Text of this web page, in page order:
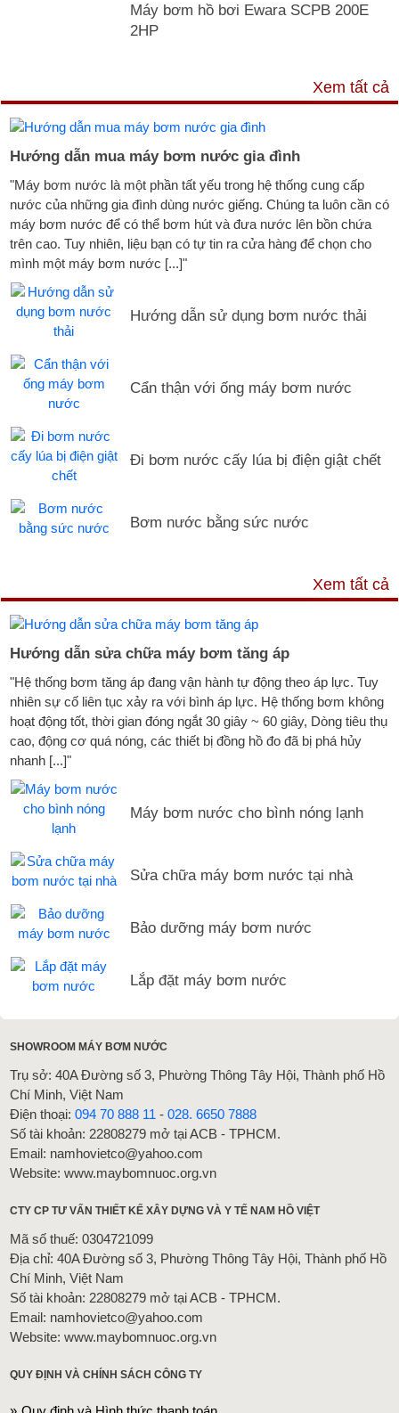
Máy bơm hồ bơi Ewara SCPB 200E
2HP
Xem tất cả
Hướng dẫn mua máy bơm nước gia đình
"Máy bơm nước là một phần tất yếu trong hệ thống cung cấp
nước của những gia đình dùng nước giếng. Chúng ta luôn cần có
máy bơm nước để có thể bơm hút và đưa nước lên bồn chứa
trên cao. Tuy nhiên, liệu bạn có tự tin ra cửa hàng để chọn cho
mình một máy bơm nước [...]"
Hướng dẫn sử dụng bơm nước thải
Cẩn thận với ống máy bơm nước
Đi bơm nước cấy lúa bị điện giật chết
Bơm nước bằng sức nước
Xem tất cả
Hướng dẫn sửa chữa máy bơm tăng áp
"Hệ thống bơm tăng áp đang vận hành tự động theo áp lực. Tuy
nhiên sự cố liên tục xảy ra với bình áp lực. Hệ thống bơm không
hoạt động tốt, thời gian đóng ngắt 30 giây ~ 60 giây, Dòng tiêu thụ
cao, động cơ quá nóng, các thiết bị đồng hồ đo đã bị phá hủy
nhanh [...]"
Máy bơm nước cho bình nóng lạnh
Sửa chữa máy bơm nước tại nhà
Bảo dưỡng máy bơm nước
Lắp đặt máy bơm nước
SHOWROOM MÁY BƠM NƯỚC
Trụ sở: 40A Đường số 3, Phường Thông Tây Hội, Thành phố Hồ
Chí Minh, Việt Nam
Điện thoại:094 70 888 11 -028. 6650 7888
Số tài khoản: 22808279 mở tại ACB - TPHCM.
Email: namhovietco@yahoo.com
Website: www.maybomnuoc.org.vn
CTY CP TƯ VẤN THIẾT KẾ XÂY DỰNG VÀ Y TẾ NAM HỒ VIỆT
Mã số thuế: 0304721099
Địa chỉ: 40A Đường số 3, Phường Thông Tây Hội, Thành phố Hồ
Chí Minh, Việt Nam
Số tài khoản: 22808279 mở tại ACB - TPHCM.
Email: namhovietco@yahoo.com
Website: www.maybomnuoc.org.vn
QUY ĐỊNH VÀ CHÍNH SÁCH CÔNG TY